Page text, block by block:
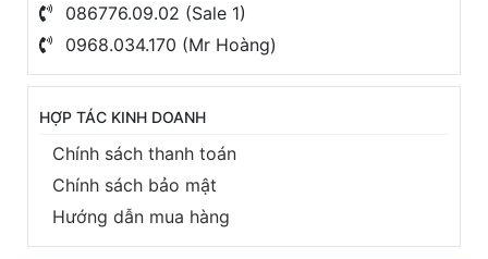
086776.09.02 (Sale 1)
0968.034.170 (Mr Hoàng)
HỢP TÁC KINH DOANH
Chính sách thanh toán
Chính sách bảo mật
Hướng dẫn mua hàng